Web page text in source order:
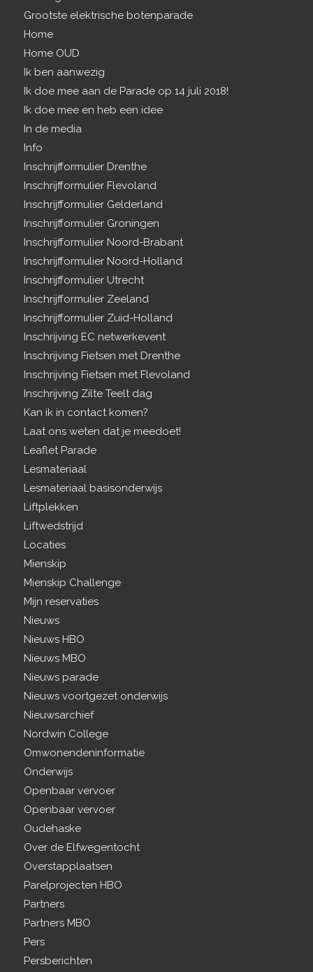
Grootste elektrische botenparade
Home
Home OUD
Ik ben aanwezig
Ik doe mee aan de Parade op 14 juli 2018!
Ik doe mee en heb een idee
In de media
Info
Inschrijfformulier Drenthe
Inschrijfformulier Flevoland
Inschrijfformulier Gelderland
Inschrijfformulier Groningen
Inschrijfformulier Noord-Brabant
Inschrijfformulier Noord-Holland
Inschrijfformulier Utrecht
Inschrijfformulier Zeeland
Inschrijfformulier Zuid-Holland
Inschrijving EC netwerkevent
Inschrijving Fietsen met Drenthe
Inschrijving Fietsen met Flevoland
Inschrijving Zilte Teelt dag
Kan ik in contact komen?
Laat ons weten dat je meedoet!
Leaflet Parade
Lesmateriaal
Lesmateriaal basisonderwijs
Liftplekken
Liftwedstrijd
Locaties
Mienskip
Mienskip Challenge
Mijn reservaties
Nieuws
Nieuws HBO
Nieuws MBO
Nieuws parade
Nieuws voortgezet onderwijs
Nieuwsarchief
Nordwin College
Omwonendeninformatie
Onderwijs
Openbaar vervoer
Openbaar vervoer
Oudehaske
Over de Elfwegentocht
Overstapplaatsen
Parelprojecten HBO
Partners
Partners MBO
Pers
Persberichten